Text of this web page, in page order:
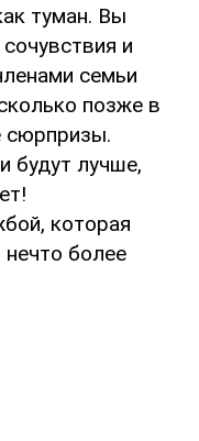
туман. Вы
и
семьи
позже в
сюрпризы.
будут лучше,
которая
более